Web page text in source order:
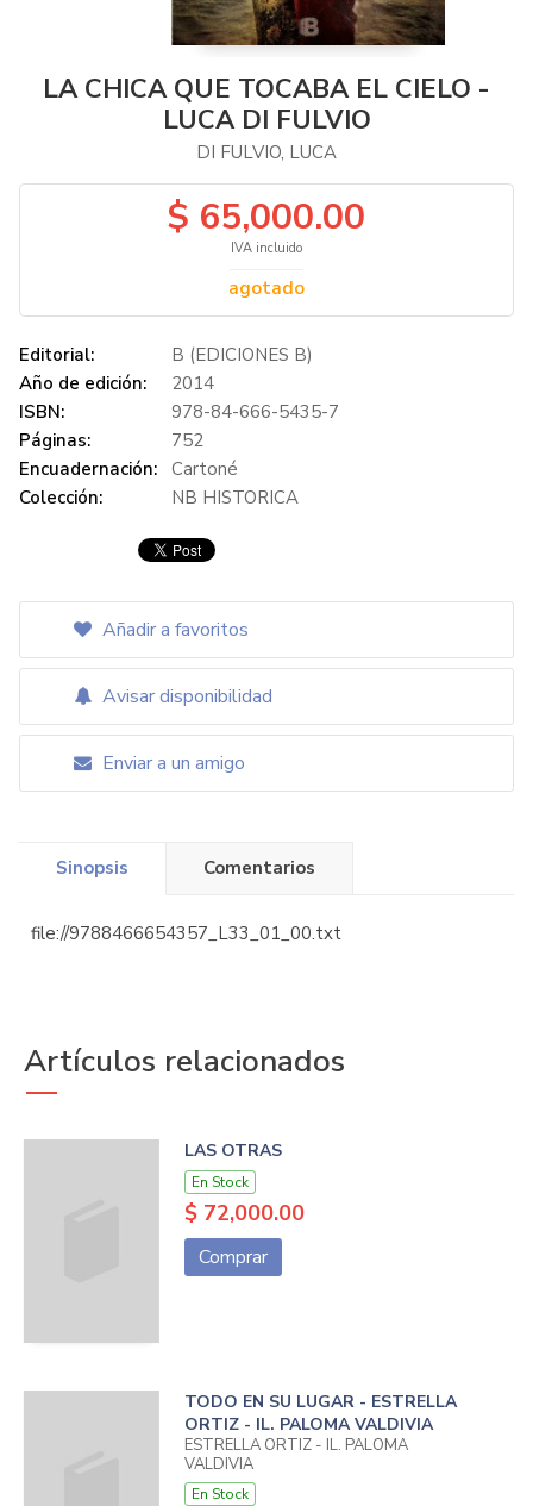
LA CHICA QUE TOCABA EL CIELO -
LUCA DI FULVIO
DI FULVIO, LUCA
$ 65,000.00
IVA incluido
agotado
Editorial:
B (EDICIONES B)
Año de edición:
2014
ISBN:
978-84-666-5435-7
Páginas:
752
Encuadernación: Cartoné
Colección:
NB HISTORICA
Añadir a favoritos
Avisar disponibilidad
Enviar a un amigo
Sinopsis Comentarios
file://9788466654357_L33_01_00.txt
Artículos relacionados
LAS OTRAS
En Stock
$ 72,000.00
Comprar
TODO EN SU LUGAR - ESTRELLA
ORTIZ - IL. PALOMA VALDIVIA
ESTRELLA ORTIZ - IL. PALOMA
VALDIVIA
En Stock